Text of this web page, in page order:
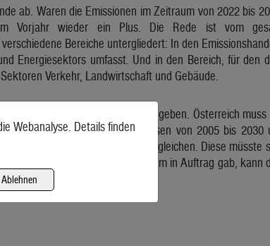
ab. Waren die Emissionen im Zeitraum von 2022 bis
Vorjahr wieder ein Plus. Die Rede ist vom
Bereiche untergliedert: In den
Energiesektors umfasst. Und in den Bereich, für den
Verkehr, Landwirtschaft und Gebäude.
ein Ziel bis 2030 vorgegeben. Österreich muss
Menge an klimaschädlichen Gasen von 2005 bis 2030
mit Emissionszertifikaten ausgleichen. Diese müsste
die das Finanzministerium in Auftrag gab, kann
Webanalyse. Details finden
Ablehnen